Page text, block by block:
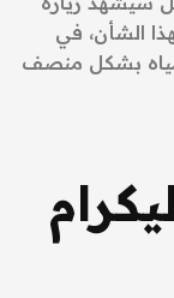
الشأن، في
بشكل منصف